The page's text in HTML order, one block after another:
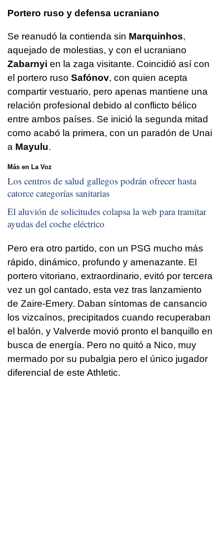
Portero ruso y defensa ucraniano
Se reanudó la contienda sin Marquinhos,
aquejado de molestias, y con el ucraniano
Zabarnyi en la zaga visitante. Coincidió así con
el portero ruso Safónov, con quien acepta
compartir vestuario, pero apenas mantiene una
relación profesional debido al conflicto bélico
entre ambos países. Se inició la segunda mitad
como acabó la primera, con un paradón de Unai
a Mayulu.
Más en La Voz
Los centros de salud gallegos podrán ofrecer hasta
catorce categorías sanitarias
El aluvión de solicitudes colapsa la web para tramitar
ayudas del coche eléctrico
Pero era otro partido, con un PSG mucho más
rápido, dinámico, profundo y amenazante. El
portero vitoriano, extraordinario, evitó por tercera
vez un gol cantado, esta vez tras lanzamiento
de Zaire-Emery. Daban síntomas de cansancio
los vizcaínos, precipitados cuando recuperaban
el balón, y Valverde movió pronto el banquillo en
busca de energía. Pero no quitó a Nico, muy
mermado por su pubalgia pero el único jugador
diferencial de este Athletic.